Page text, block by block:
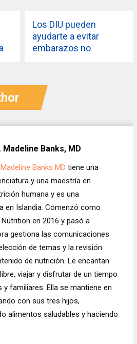
Los DIU pueden
ayudarte a evitar
embarazos no
desventajas
Madeline Banks, MD
Madeline Banks MD tiene una
y una maestría en
humana y es una
en Islandia. Comenzó como
en 2016 y pasó a
gestiona las comunicaciones
de temas y la revisión
de nutrición. Le encantan
viajar y disfrutar de un tiempo
familiares. Ella se mantiene en
con sus tres hijos,
alimentos saludables y haciendo